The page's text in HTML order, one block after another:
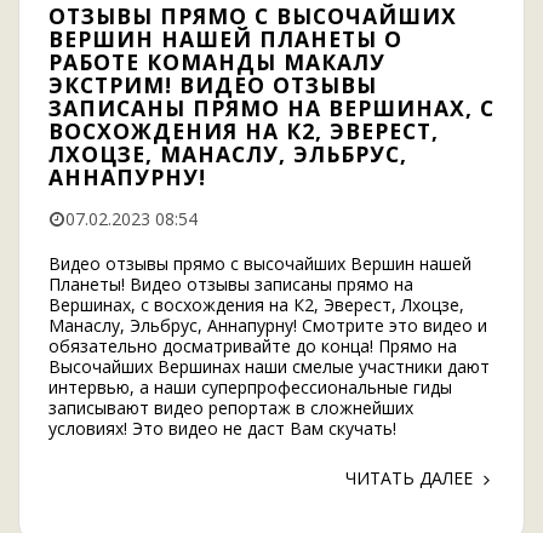
ОТЗЫВЫ ПРЯМО С ВЫСОЧАЙШИХ
ВЕРШИН НАШЕЙ ПЛАНЕТЫ О
РАБОТЕ КОМАНДЫ МАКАЛУ
ЭКСТРИМ! ВИДЕО ОТЗЫВЫ
ЗАПИСАНЫ ПРЯМО НА ВЕРШИНАХ, С
ВОСХОЖДЕНИЯ НА К2, ЭВЕРЕСТ,
ЛХОЦЗЕ, МАНАСЛУ, ЭЛЬБРУС,
АННАПУРНУ!
07.02.2023 08:54
Видео отзывы прямо с высочайших Вершин нашей
Планеты! Видео отзывы записаны прямо на
Вершинах, с восхождения на К2, Эверест, Лхоцзе,
Манаслу, Эльбрус, Аннапурну! Смотрите это видео и
обязательно досматривайте до конца! Прямо на
Высочайших Вершинах наши смелые участники дают
интервью, а наши суперпрофессиональные гиды
записывают видео репортаж в сложнейших
условиях! Это видео не даст Вам скучать!
ЧИТАТЬ ДАЛЕЕ